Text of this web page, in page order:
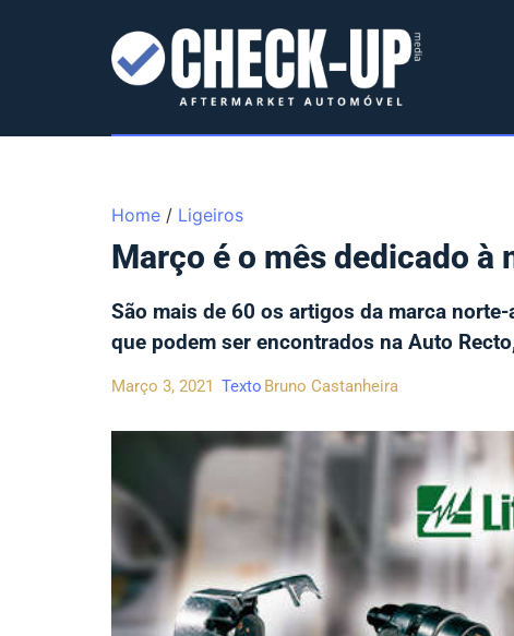
Home / Ligeiros
Março é o mês dedicado à
São mais de 60 os artigos da marca
que podem ser encontrados na Auto
Março 3, 2021 Texto Bruno Castanheira